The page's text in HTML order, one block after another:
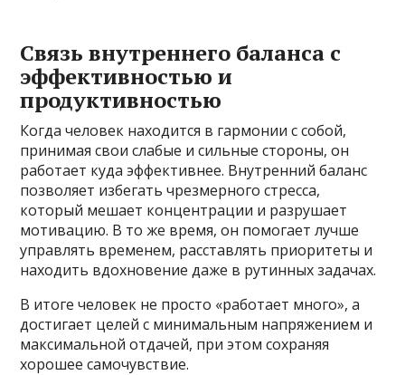
Связь внутреннего баланса с
эффективностью и
продуктивностью
Когда человек находится в гармонии с собой,
принимая свои слабые и сильные стороны, он
работает куда эффективнее. Внутренний баланс
позволяет избегать чрезмерного стресса,
который мешает концентрации и разрушает
мотивацию. В то же время, он помогает лучше
управлять временем, расставлять приоритеты и
находить вдохновение даже в рутинных задачах.
В итоге человек не просто «работает много», а
достигает целей с минимальным напряжением и
максимальной отдачей, при этом сохраняя
хорошее самочувствие.